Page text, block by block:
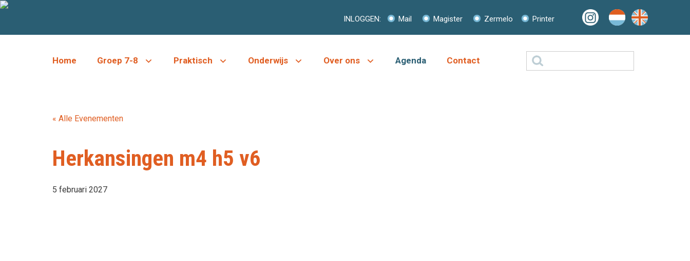
Ga
INLOGGEN: Mail Magister Zermelo Printer
Home Groep 7-8 Praktisch Onderwijs Over ons Agenda Contact
« Alle Evenementen
Herkansingen m4 h5 v6
5 februari 2027